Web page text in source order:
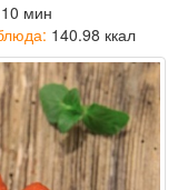
10 мин
140.98 ккал